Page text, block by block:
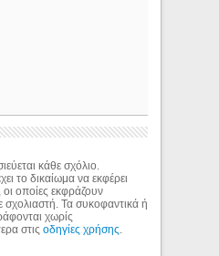
κάθε σχόλιο.
το δικαίωμα να εκφέρει
οποίες εκφράζουν
σχολιαστή. Τα συκοφαντικά ή
χωρίς
στιςοδηγίες χρήσης